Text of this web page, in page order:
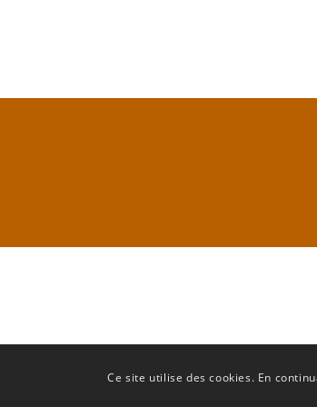
© Copyright FREDON Occitanie - Conception Terre
Ce site utilise des cookies. En